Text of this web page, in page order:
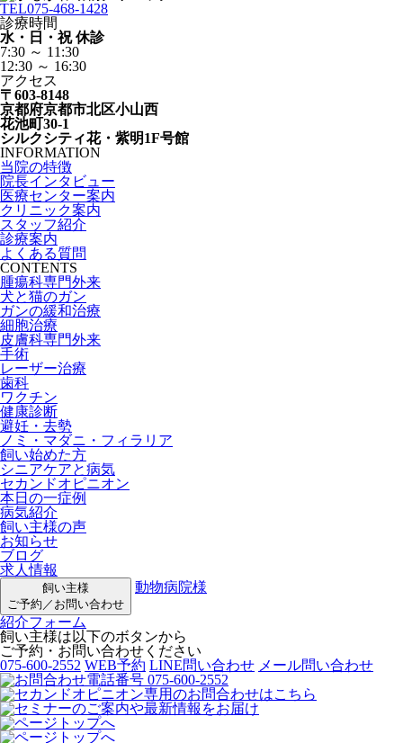
TEL075-468-1428
診療時間
水・日・祝 休診
7:30 ～ 11:30
12:30 ～ 16:30
アクセス
〒603-8148
京都府京都市北区小山西
花池町30-1
シルクシティ花・紫明1F号館
INFORMATION
当院の特徴
院長インタビュー
医療センター案内
クリニック案内
スタッフ紹介
診療案内
よくある質問
CONTENTS
腫瘍科専門外来
犬と猫のガン
ガンの緩和治療
細胞治療
皮膚科専門外来
手術
レーザー治療
歯科
ワクチン
健康診断
避妊・去勢
ノミ・マダニ・フィラリア
飼い始めた方
シニアケアと病気
セカンドオピニオン
本日の一症例
病気紹介
飼い主様の声
お知らせ
ブログ
求人情報
飼い主様
ご予約／お問い合わせ
動物病院様
紹介フォーム
飼い主様は以下のボタンから
ご予約・お問い合わせください
075-600-2552 WEB予約 LINE問い合わせ メール問い合わせ